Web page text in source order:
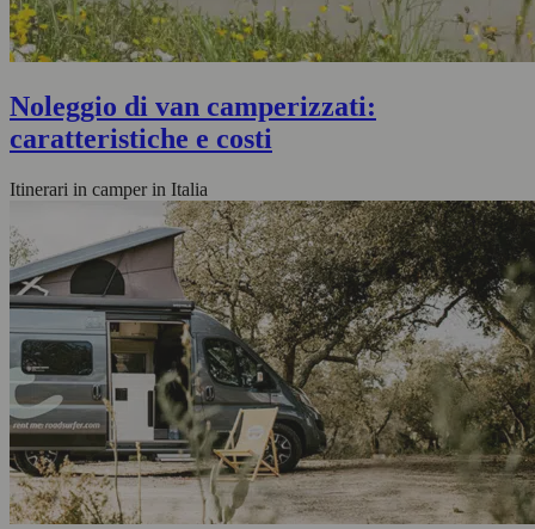
Noleggio di van camperizzati:
caratteristiche e costi
Itinerari in camper in Italia